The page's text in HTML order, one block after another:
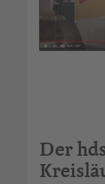
Der